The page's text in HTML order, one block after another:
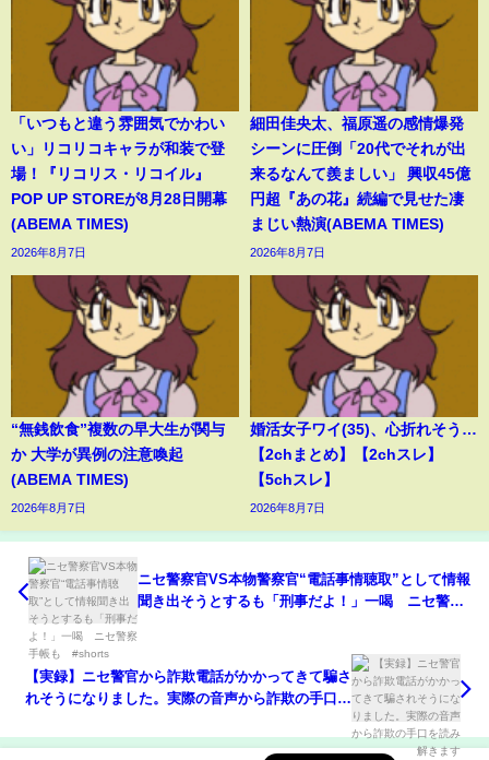
「いつもと違う雰囲気でかわい
い」リコリコキャラが和装で登
場！『リコリス・リコイル』
POP UP STOREが8月28日開幕
(ABEMA TIMES)
2026年8月7日
細田佳央太、福原遥の感情爆発
シーンに圧倒「20代でそれが出
来るなんて羨ましい」 興収45億
円超『あの花』続編で見せた凄
まじい熱演(ABEMA TIMES)
2026年8月7日
“無銭飲食”複数の早大生が関与
か 大学が異例の注意喚起
(ABEMA TIMES)
2026年8月7日
婚活女子ワイ(35)、心折れそう…
【2chまとめ】【2chスレ】
【5chスレ】
2026年8月7日
ニセ警察官VS本物警察官“電話事情聴取”として情報
聞き出そうとするも「刑事だよ！」一喝 ニセ警察
【実録】ニセ警官から詐欺電話がかかってきて騙さ
れそうになりました。実際の音声から詐欺の手口を